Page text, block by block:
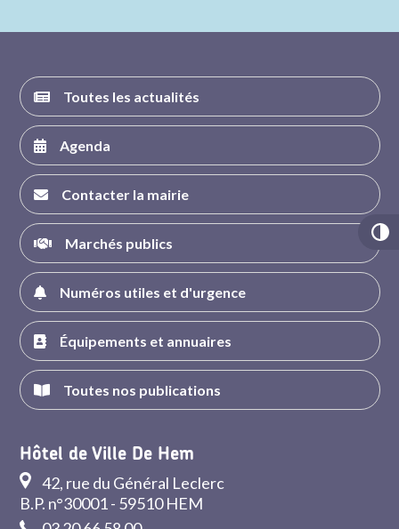
Toutes les actualités
Agenda
Contacter la mairie
Marchés publics
Numéros utiles et d'urgence
Équipements et annuaires
Toutes nos publications
Hôtel de Ville De Hem
42, rue du Général Leclerc
B.P. n°30001 - 59510 HEM